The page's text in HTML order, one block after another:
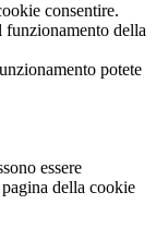
consentire.
funzionamento della
potete
essere
della cookie